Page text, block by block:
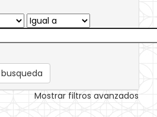
Mostrar filtros avanzados